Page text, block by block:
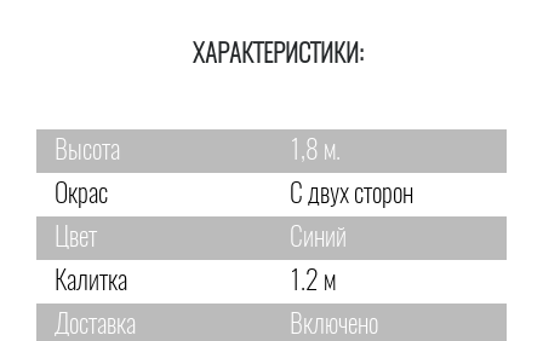
ХАРАКТЕРИСТИКИ:
Высота
1,8 м.
Окрас
С двух сторон
Цвет
Синий
Калитка
1.2 м
Доставка
Включено